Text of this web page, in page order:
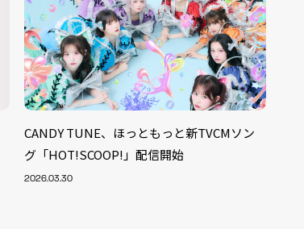
CANDY TUNE、ほっともっと新TVCMソン
グ「HOT!SCOOP!」配信開始
2026.03.30